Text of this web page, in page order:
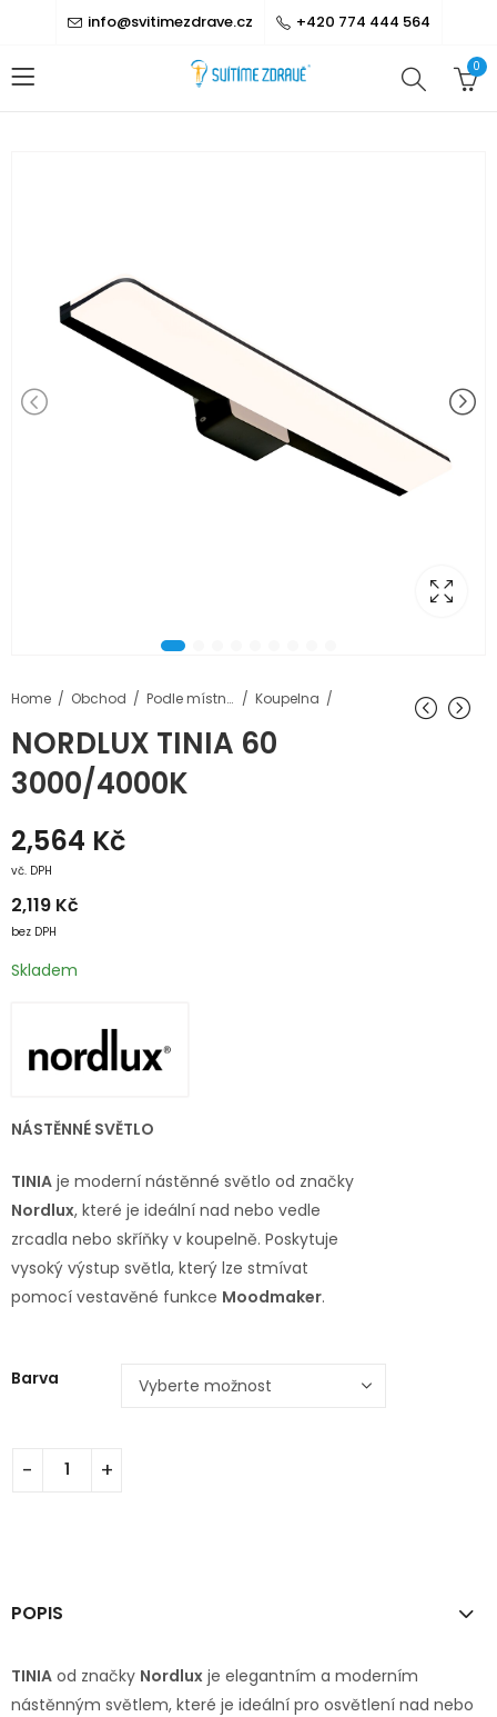
info@svitimezdrave.cz +420 774 444 564
0
Home Obchod Podle místností Koupelna
NORDLUX TINIA 60
3000/4000K
2,564 Kč
vč. DPH
2,119 Kč
bez DPH
Skladem
NÁSTĚNNÉ SVĚTLO
TINIA je moderní nástěnné světlo od značky
Nordlux, které je ideální nad nebo vedle
zrcadla nebo skříňky v koupelně. Poskytuje
vysoký výstup světla, který lze stmívat
pomocí vestavěné funkce Moodmaker.
Barva
POPIS
TINIA od značky Nordlux je elegantním a moderním
nástěnným světlem, které je ideální pro osvětlení nad nebo